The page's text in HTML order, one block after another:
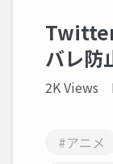
バレ防
2K Views
#アニメ